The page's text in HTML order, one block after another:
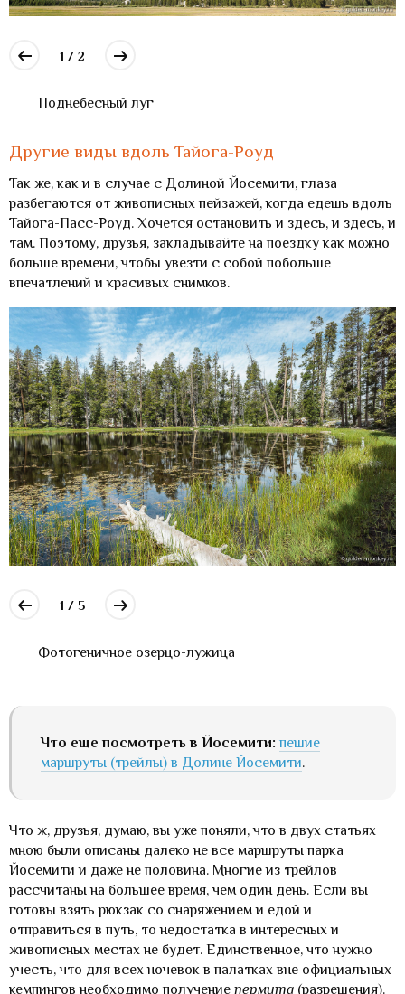
1 / 2
Поднебесный луг
Другие виды вдоль Тайога-Роуд
Так же, как и в случае с Долиной Йосемити, глаза
разбегаются от живописных пейзажей, когда едешь вдоль
Тайога-Пасс-Роуд. Хочется остановить и здесь, и здесь, и
там. Поэтому, друзья, закладывайте на поездку как можно
больше времени, чтобы увезти с собой побольше
впечатлений и красивых снимков.
1 / 5
Фотогеничное озерцо-лужица
Что еще посмотреть в Йосемити: пешие
маршруты (трейлы) в Долине Йосемити.
Что ж, друзья, думаю, вы уже поняли, что в двух статьях
мною были описаны далеко не все маршруты парка
Йосемити и даже не половина. Многие из трейлов
рассчитаны на большее время, чем один день. Если вы
готовы взять рюкзак со снаряжением и едой и
отправиться в путь, то недостатка в интересных и
живописных местах не будет. Единственное, что нужно
учесть, что для всех ночевок в палатках вне официальных
кемпингов необходимо получение пермита (разрешения).